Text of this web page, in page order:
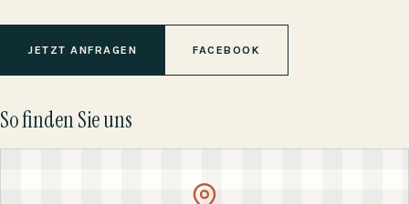
JETZT ANFRAGEN FACEBOOK
So finden Sie uns